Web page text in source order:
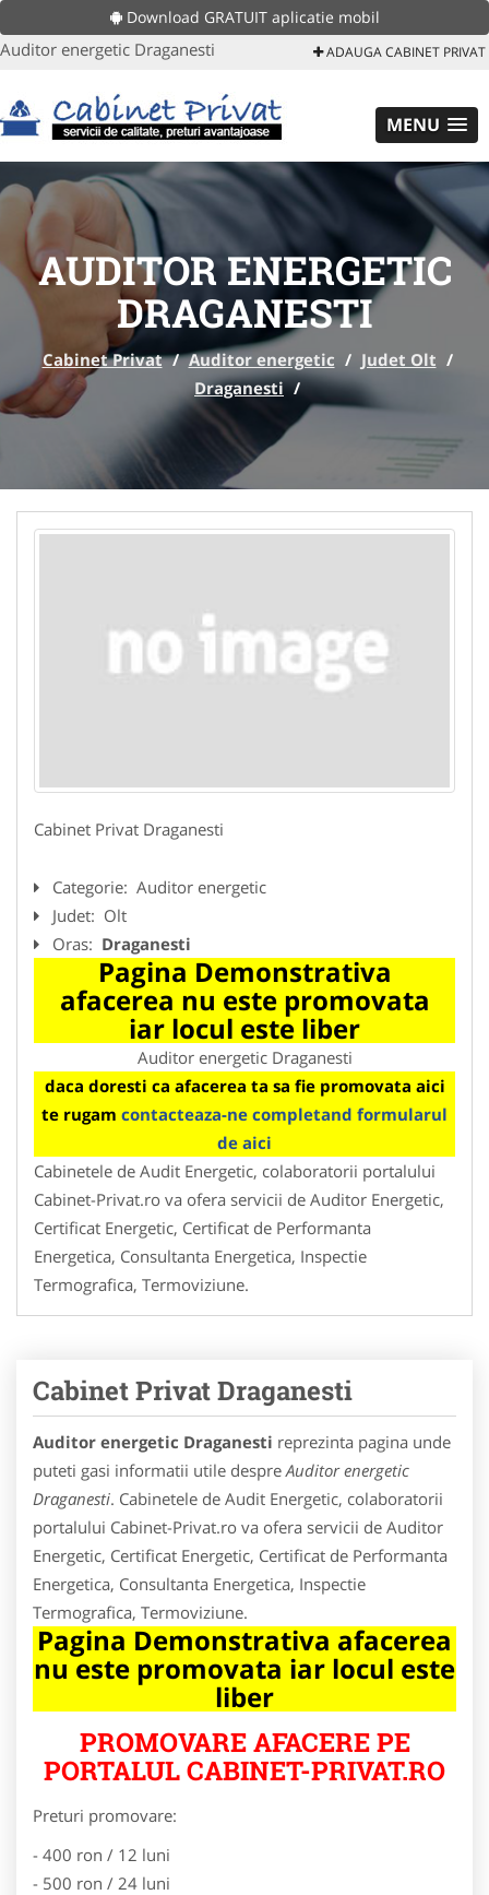
Download GRATUIT aplicatie mobil
Auditor energetic Draganesti ADAUGA CABINET PRIVAT
MENU
AUDITOR ENERGETIC
DRAGANESTI
Cabinet Privat / Auditor energetic / Judet Olt /
Draganesti /
Cabinet Privat Draganesti
Categorie: Auditor energetic
Judet: Olt
Oras: Draganesti
Pagina Demonstrativa
afacerea nu este promovata
iar locul este liber
Auditor energetic Draganesti
daca doresti ca afacerea ta sa fie promovata aici
te rugam contacteaza-ne completand formularul
de aici
Cabinetele de Audit Energetic, colaboratorii portalului
Cabinet-Privat.ro va ofera servicii de Auditor Energetic,
Certificat Energetic, Certificat de Performanta
Energetica, Consultanta Energetica, Inspectie
Termografica, Termoviziune.
Cabinet Privat Draganesti
Auditor energetic Draganesti reprezinta pagina unde
puteti gasi informatii utile despre Auditor energetic
Draganesti. Cabinetele de Audit Energetic, colaboratorii
portalului Cabinet-Privat.ro va ofera servicii de Auditor
Energetic, Certificat Energetic, Certificat de Performanta
Energetica, Consultanta Energetica, Inspectie
Termografica, Termoviziune.
Pagina Demonstrativa afacerea
nu este promovata iar locul este
liber
PROMOVARE AFACERE PE
PORTALUL CABINET-PRIVAT.RO
Preturi promovare:
- 400 ron / 12 luni
- 500 ron / 24 luni